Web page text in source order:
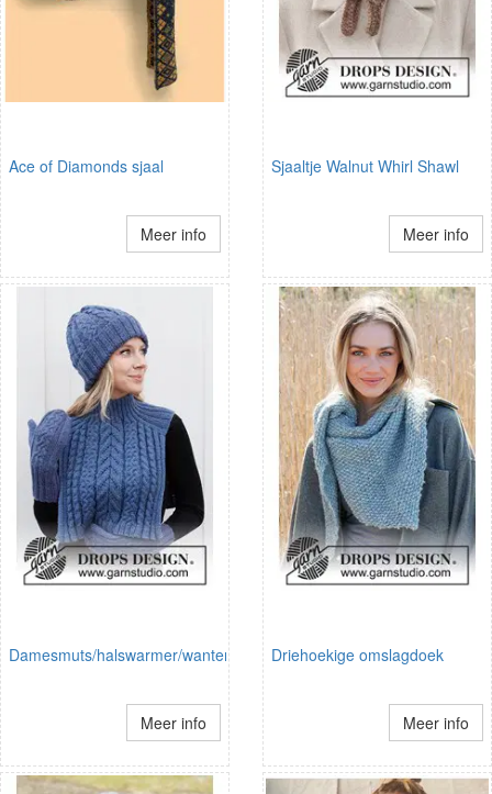
Ace of Diamonds sjaal
Meer info
Sjaaltje Walnut Whirl Shawl
Meer info
Damesmuts/halswarmer/wanten
Meer info
Driehoekige omslagdoek
Meer info